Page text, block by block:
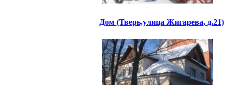
Дом (Тверь,улица Жигарева, д.21)